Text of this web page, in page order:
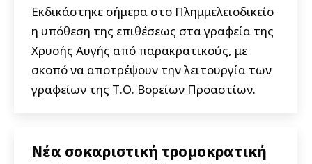
Εκδικάστηκε σήμερα στο Πλημμελειοδικείο
η υπόθεση της επιθέσεως στα γραφεία της
Χρυσής Αυγής από παρακρατικούς, με
σκοπό να αποτρέψουν την λειτουργία των
γραφείων της Τ.Ο. Βορείων Προαστίων.
Νέα σοκαριστική τρομοκρατική